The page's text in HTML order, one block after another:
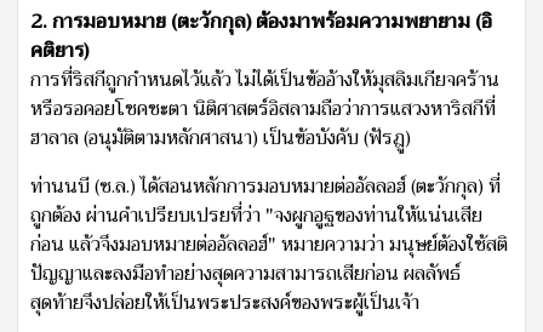
2. การมอบหมาย (ตะวักกุล) ต้องมาพร้อมความพยายาม (อิ
คติยาร)
การที่ริสกีถูกกำหนดไว้แล้ว ไม่ได้เป็นข้ออ้างให้มุสลิมเกียจคร้าน
หรือรอคอยโชคชะตา นิติศาสตร์อิสลามถือว่าการแสวงหาริสกีที่
ฮาลาล (อนุมัติตามหลักศาสนา) เป็นข้อบังคับ (ฟัรฎู)
ท่านนบี (ซ.ล.) ได้สอนหลักการมอบหมายต่ออัลลอฮ์ (ตะวักกุล) ที่
ถูกต้อง ผ่านคำเปรียบเปรยที่ว่า "จงผูกอูฐของท่านให้แน่นเสีย
ก่อน แล้วจึงมอบหมายต่ออัลลอฮ์" หมายความว่า มนุษย์ต้องใช้สติ
ปัญญาและลงมือทำอย่างสุดความสามารถเสียก่อน ผลลัพธ์
สุดท้ายจึงปล่อยให้เป็นพระประสงค์ของพระผู้เป็นเจ้า